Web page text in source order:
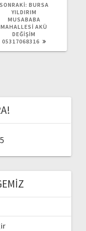
SONRAKI: S
O
N
R
A
K
BURSA
YILDIRIM
MUSABABA
MAHALLESİ AKÜ
DEĞİŞİM
05317068316